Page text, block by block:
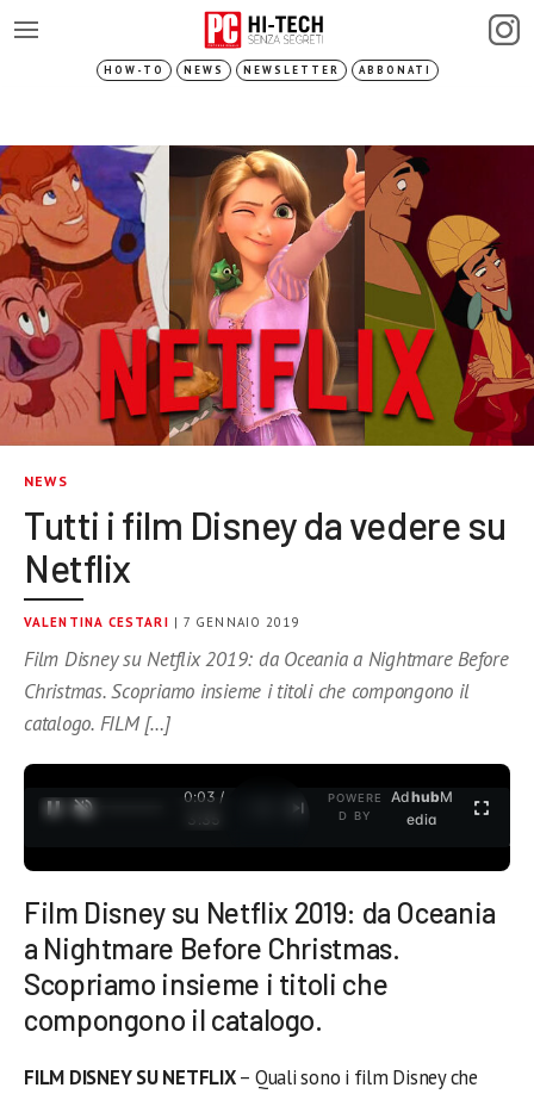
HOW-TO NEWS NEWSLETTER ABBONATI
NEWS
Tutti i film Disney da vedere su
Netflix
VALENTINA CESTARI | 7 GENNAIO 2019
Film Disney su Netflix 2019: da Oceania a Nightmare Before
Christmas. Scopriamo insieme i titoli che compongono il
catalogo. FILM […]
0:04 /
3:35
POWERE
D BY
AdhubM
edia
Film Disney su Netflix 2019: da Oceania
a Nightmare Before Christmas.
Scopriamo insieme i titoli che
compongono il catalogo.
FILM DISNEY SU NETFLIX– Quali sono i film Disney che